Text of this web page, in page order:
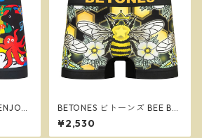
ズ
スで
BETONES ビトーンズ BEE BE
E２ BLACK メンズ フリーサイ
ズ ボクサーパンツ ※ネコポス
¥2,530